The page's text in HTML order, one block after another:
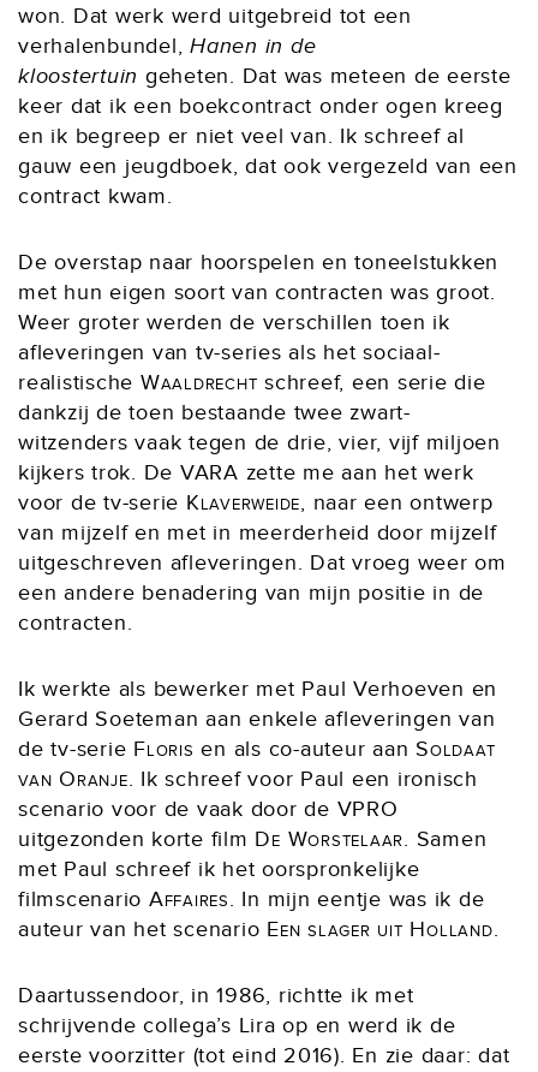
won. Dat werk werd uitgebreid tot een
verhalenbundel,Hanen in de
kloostertuin geheten. Dat was meteen de eerste
keer dat ik een boekcontract onder ogen kreeg
en ik begreep er niet veel van. Ik schreef al
gauw een jeugdboek, dat ook vergezeld van een
contract kwam.
De overstap naar hoorspelen en toneelstukken
met hun eigen soort van contracten was groot.
Weer groter werden de verschillen toen ik
afleveringen van tv-series als het sociaal-
realistische Waaldrecht schreef, een serie die
dankzij de toen bestaande twee zwart-
witzenders vaak tegen de drie, vier, vijf miljoen
kijkers trok. De VARA zette me aan het werk
voor de tv-serie Klaverweide, naar een ontwerp
van mijzelf en met in meerderheid door mijzelf
uitgeschreven afleveringen. Dat vroeg weer om
een andere benadering van mijn positie in de
contracten.
Ik werkte als bewerker met Paul Verhoeven en
Gerard Soeteman aan enkele afleveringen van
de tv-serie Floris en als co-auteur aanSoldaat
van Oranje. Ik schreef voor Paul een ironisch
scenario voor de vaak door de VPRO
uitgezonden korte film De Worstelaar. Samen
met Paul schreef ik het oorspronkelijke
filmscenario Affaires. In mijn eentje was ik de
auteur van het scenario Een slager uit Holland.
Daartussendoor, in 1986, richtte ik met
schrijvende collega’s Lira op en werd ik de
eerste voorzitter (tot eind 2016). En zie daar: dat